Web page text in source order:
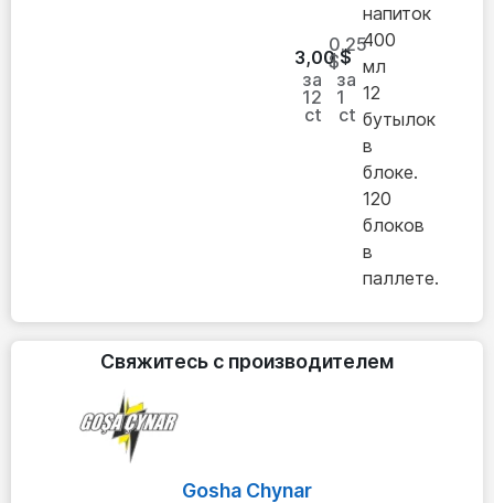
3,00$
за
12
ct
0.25
$
за
1
ct
напиток
400
мл
12
бутылок
в
блоке.
120
блоков
в
паллете.
Свяжитесь с производителем
Gosha Chynar